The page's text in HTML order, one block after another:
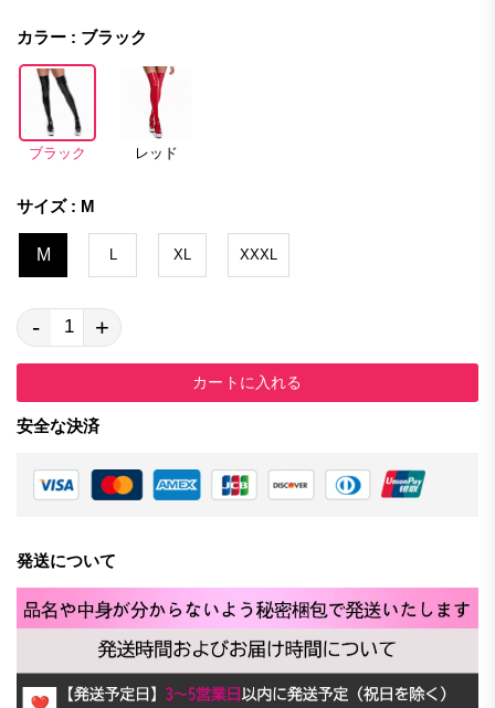
カラー : ブラック
ブラック レッド
サイズ : M
M XL XXXL
- +
カートに入れる
安全な決済
発送について